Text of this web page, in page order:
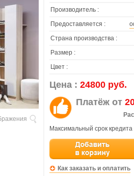
Производитель :
Предоставляется :
Страна производства :
Размер :
Цвет :
Цена : 24800 руб.
Платёж от
Максимальный срок
Как заказать и оплатить